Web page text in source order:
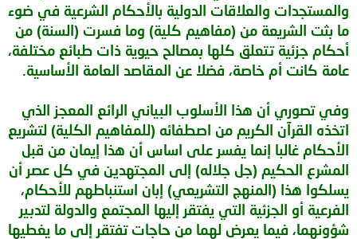
والمستجدات والعلاقات الدولية بالأحكام الشرعية في ضوء
ما بثت الشريعة من (مفاهيم كلية) وما فسرت (السنة) من
أحكام جزئية تتعلق كلها بمصالح حيوية ذات طبائع مختلفة،
عامة كانت أم خاصة، فضلا عن المقاصد العامة الأساسية.
وفي تصوري أن هذا الأسلوب البياني الرائع المعجز الذي
اتخذه القرآن الكريم من اصطفائه (للمفاهيم الكلية) لتشريع
الأحكام غالبا إنما يفسر على اساس أن هذا إيمان من قبل
المشرع الحكيم (جل جلاله) إلى المجتهدين في كل عصر أن
يسلكوا هذا (المنهج التشريعي) إبان استنباطهم للأحكام،
الفرعية أو الجزئية التي يفتقر إليها المجتمع والدولة لتدبير
شؤونهما، فيما يعرض لهما من حاجات تفتقر إلى ما يغطيها